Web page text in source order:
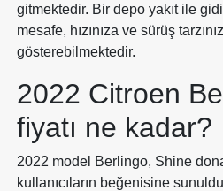
gitmektedir. Bir depo yakıt ile
mesafe, hızınıza ve sürüş
gösterebilmektedir.
2022 Citroen
fiyatı ne kadar?
2022 model Berlingo, Shine
kullanıcıların beğenisine